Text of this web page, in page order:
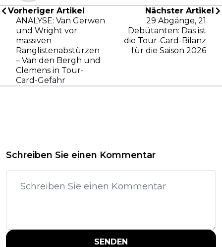
Vorheriger Artikel
ANALYSE: Van Gerwen
und Wright vor
massiven
Ranglistenabstürzen
– Van den Bergh und
Clemens in Tour-
Card-Gefahr
Nächster Artikel
29 Abgänge, 21
Debütanten: Das ist
die Tour-Card-Bilanz
für die Saison 2026
Schreiben Sie einen Kommentar
SENDEN